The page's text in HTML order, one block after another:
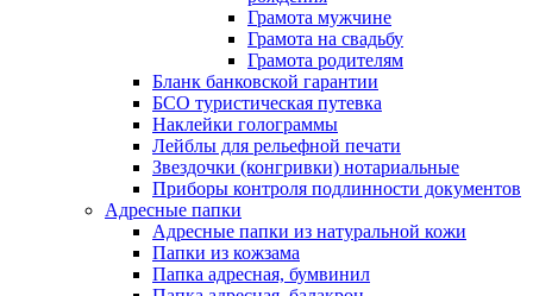
Грамота мужчине
Грамота на свадьбу
Грамота родителям
Бланк банковской гарантии
БСО туристическая путевка
Наклейки голограммы
Лейблы для рельефной печати
Звездочки (конгривки) нотариальные
Приборы контроля подлинности документов
Адресные папки
Адресные папки из натуральной кожи
Папки из кожзама
Папка адресная, бумвинил